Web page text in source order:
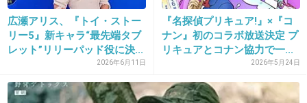
スポーツそんなに興味ないでしょこの人
-3
広瀬アリス、『トイ・ストー
リー5』新キャラ“最先端タブ
レット”リリーパッド役に決...
2026年6月11日
『名探偵プリキュア!』×『コ
ナン』初のコラボ放送決定 プ
リキュアとコナン協力で一...
2026年5月24日